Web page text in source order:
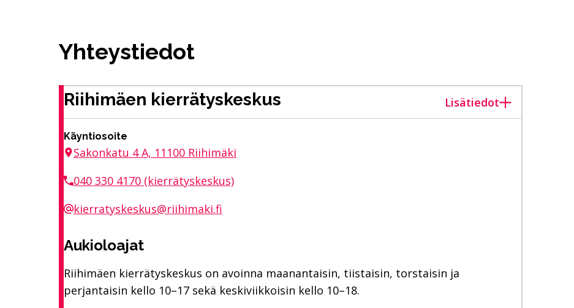
Yhteystiedot
Riihimäen kierrätyskeskus Lisätiedot
Käyntiosoite
Sakonkatu 4 A, 11100 Riihimäki
040 330 4170 (kierrätyskeskus)
kierratyskeskus@riihimaki.fi
Aukioloajat
Riihimäen kierrätyskeskus on avoinna maanantaisin, tiistaisin, torstaisin ja
perjantaisin kello 10–17 sekä keskiviikkoisin kello 10–18.